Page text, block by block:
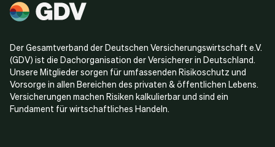
Der Gesamtverband der Deutschen Versicherungswirtschaft e.V.
(GDV) ist die Dachorganisation der Versicherer in Deutschland.
Unsere Mitglieder sorgen für umfassenden Risikoschutz und
Vorsorge in allen Bereichen des privaten & öffentlichen Lebens.
Versicherungen machen Risiken kalkulierbar und sind ein
Fundament für wirtschaftliches Handeln.